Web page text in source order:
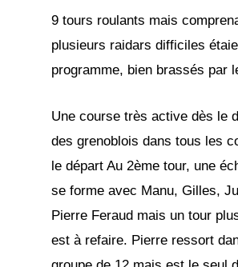
9 tours roulants mais
plusieurs raidars difficiles
programme, bien brassés par
Une course très active dès le
des grenoblois dans tous les
le départ Au 2ème tour, une
se forme avec Manu, Gilles,
Pierre Feraud mais un tour
est à refaire. Pierre ressort